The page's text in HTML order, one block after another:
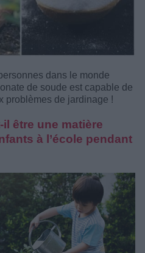
dans le monde
de soude est capable de
problèmes de jardinage !
être une matière
à l’école pendant